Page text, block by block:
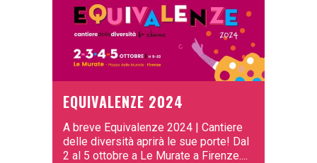
EQUIVALENZE 2024
A breve Equivalenze 2024 | Cantiere
delle diversità aprirà le sue porte! Dal
2 al 5 ottobre a Le Murate a Firenze....